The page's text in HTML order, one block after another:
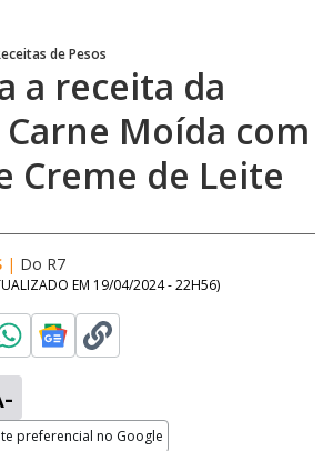
de Pesos
a receita da
Moída com
Creme de Leite
| Do R7
EM 19/04/2024 - 22H56)
preferencial no Google